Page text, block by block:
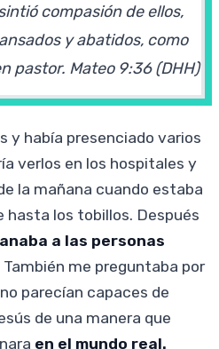
compasión de ellos,
y abatidos, como
pastor. Mateo 9:36 (DHH)
y había presenciado varios
verlos en los hospitales y
la mañana cuando estaba
hasta los tobillos. Después
a las personas
También me preguntaba por
parecían capaces de
de una manera que
en el mundo real.